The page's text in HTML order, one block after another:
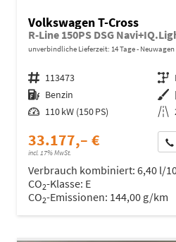
Volkswagen T-Cross
unverbindliche Lieferzeit: 14 Tage Neuwagen
Fahrzeugnr. 113473 Getriebe
Kraftstoff Benzin Außenfarbe
Leistung 110 kW (150 PS) Kilometerstand
33.177,– €
incl. 17% MwSt.
Verbrauch kombiniert: 6,40 l/
CO2-Klasse: E
CO2-Emissionen: 144,00 g/km